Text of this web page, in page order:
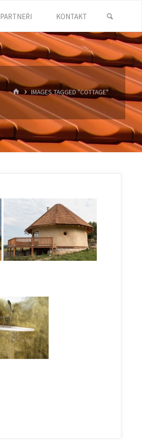
PARTNEŘI KONTAKT
HOMEIMAGES TAGGED "COTTAGE"